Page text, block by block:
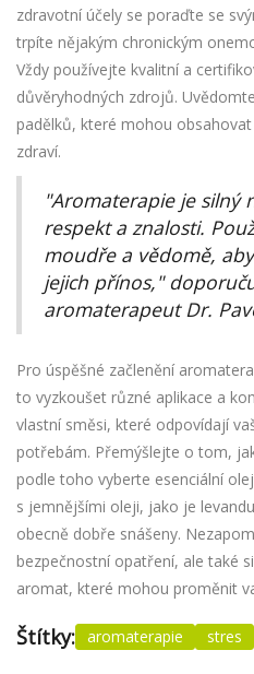
zdravotní účely se poraďte se
trpíte nějakým chronickým
Vždy používejte kvalitní a
důvěryhodných zdrojů.
padělků, které mohou
zdraví.
"Aromaterapie je silný
respekt a znalosti.
moudře a vědomě,
jejich přínos,"
aromaterapeut Dr.
Pro úspěšné začlenění
to vyzkoušet různé aplikace a
vlastní směsi, které odpovídají
potřebám. Přemýšlejte o tom,
podle toho vyberte esenciální
s jemnějšími oleji, jako je
obecně dobře snášeny.
bezpečnostní opatření, ale také
aromat, které mohou proměnit
Štítky: aromaterapie stres